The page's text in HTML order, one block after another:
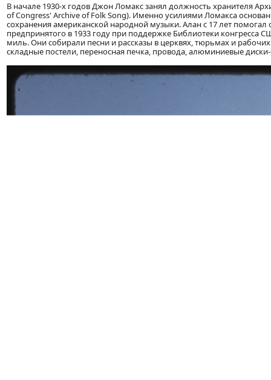
В начале 1930-х годов Джон Ломакс занял должность хранителя
of Congress' Archive of Folk Song). Именно усилиями Ломакса
сохранения американской народной музыки. Алан с 17 лет
предпринятого в 1933 году при поддержке Библиотеки конгресса
миль. Они собирали песни и рассказы в церквях, тюрьмах и
складные постели, переносная печка, провода, алюминиевые